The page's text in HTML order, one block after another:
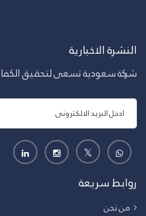
النشرة الاخبارية
شركة سعودية تسعى لتحقيق
روابط سريعة
من نحن